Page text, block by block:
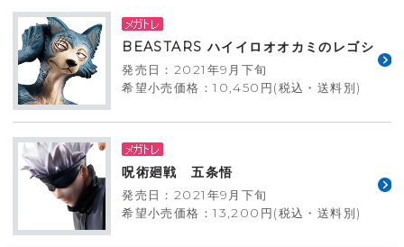
BEASTARS ハイイロオオカミのレゴシ
発売日：2021年9月下旬
希望小売価格：10,450円(税込・送料別)
呪術廻戦 五条悟
発売日：2021年9月下旬
希望小売価格：13,200円(税込・送料別)